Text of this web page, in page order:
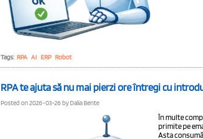
Tags: RPA AI ERP Robot
RPA te ajuta să nu mai pierzi ore întregi cu
Posted on 2026-03-26 by Dalia Bente
În multe
primite pe
Asta